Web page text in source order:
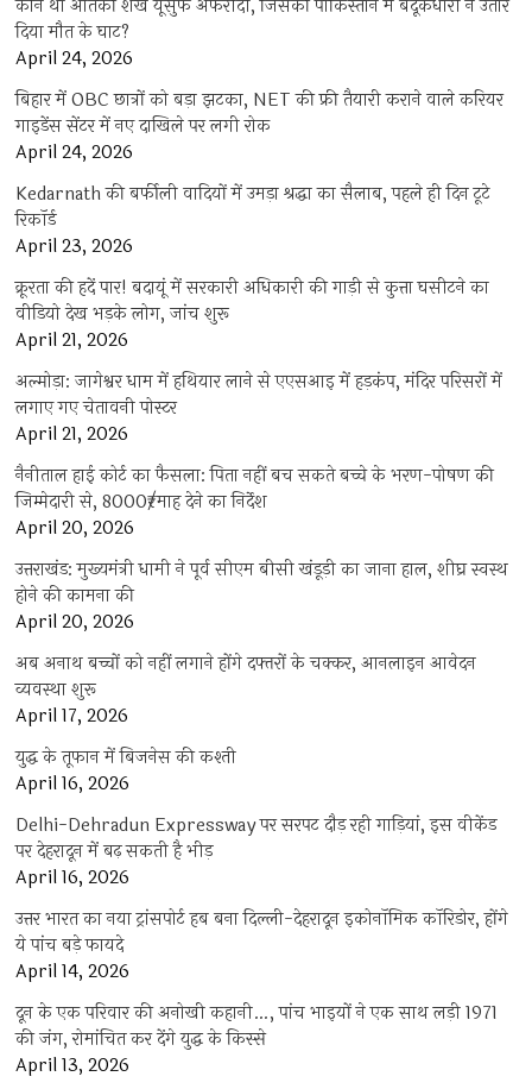
कौन था आतंकी शेख यूसुफ अफरीदी, जिसकी पाकिस्तान में बंदूकधारी ने उतार
दिया मौत के घाट?
April 24, 2026
बिहार में OBC छात्रों को बड़ा झटका, NET की फ्री तैयारी कराने वाले करियर
गाइडेंस सेंटर में नए दाखिले पर लगी रोक
April 24, 2026
Kedarnath की बर्फीली वादियों में उमड़ा श्रद्धा का सैलाब, पहले ही दिन टूटे
रिकॉर्ड
April 23, 2026
क्रूरता की हदें पार! बदायूं में सरकारी अधिकारी की गाड़ी से कुत्ता घसीटने का
वीडियो देख भड़के लोग, जांच शुरू
April 21, 2026
अल्मोड़ा: जागेश्वर धाम में हथियार लाने से एएसआइ में हड़कंप, मंदिर परिसरों में
लगाए गए चेतावनी पोस्टर
April 21, 2026
नैनीताल हाई कोर्ट का फैसला: पिता नहीं बच सकते बच्चे के भरण-पोषण की
जिम्मेदारी से, 8000₹/माह देने का निर्देश
April 20, 2026
उत्तराखंड: मुख्यमंत्री धामी ने पूर्व सीएम बीसी खंडूड़ी का जाना हाल, शीघ्र स्वस्थ
होने की कामना की
April 20, 2026
अब अनाथ बच्चों को नहीं लगाने होंगे दफ्तरों के चक्कर, आनलाइन आवेदन
व्यवस्था शुरू
April 17, 2026
युद्ध के तूफान में बिजनेस की कश्ती
April 16, 2026
Delhi-Dehradun Expressway पर सरपट दौड़ रही गाड़ियां, इस वीकेंड
पर देहरादून में बढ़ सकती है भीड़
April 16, 2026
उत्तर भारत का नया ट्रांसपोर्ट हब बना दिल्ली-देहरादून इकोनॉमिक कॉरिडोर, होंगे
ये पांच बड़े फायदे
April 14, 2026
दून के एक परिवार की अनोखी कहानी…, पांच भाइयों ने एक साथ लड़ी 1971
की जंग, रोमांचित कर देंगे युद्ध के किस्से
April 13, 2026